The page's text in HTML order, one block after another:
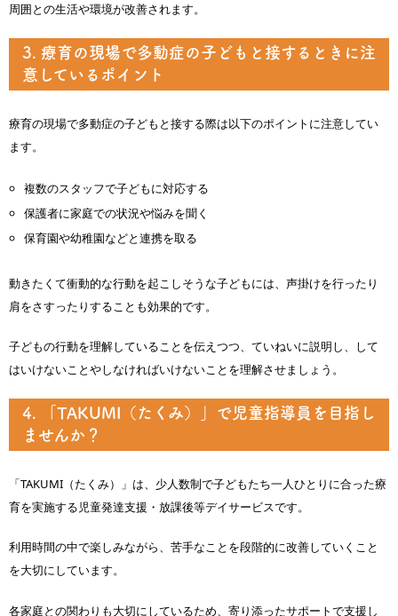
周囲との生活や環境が改善されます。
3. 療育の現場で多動症の子どもと接するときに注
意しているポイント
療育の現場で多動症の子どもと接する際は以下のポイントに注意してい
ます。
複数のスタッフで子どもに対応する
保護者に家庭での状況や悩みを聞く
保育園や幼稚園などと連携を取る
動きたくて衝動的な行動を起こしそうな子どもには、声掛けを行ったり
肩をさすったりすることも効果的です。
子どもの行動を理解していることを伝えつつ、ていねいに説明し、して
はいけないことやしなければいけないことを理解させましょう。
4. 「TAKUMI（たくみ）」で児童指導員を目指し
ませんか？
「TAKUMI（たくみ）」は、少人数制で子どもたち一人ひとりに合った療
育を実施する児童発達支援・放課後等デイサービスです。
利用時間の中で楽しみながら、苦手なことを段階的に改善していくこと
を大切にしています。
各家庭との関わりも大切にしているため、寄り添ったサポートで支援し